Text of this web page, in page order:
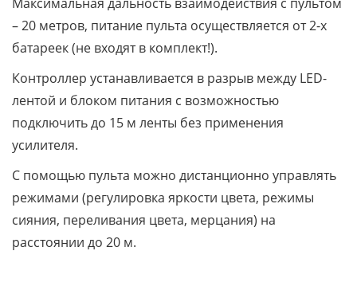
– 20 метров, питание пульта осуществляется от 2-х
батареек (не входят в комплект!).
Контроллер устанавливается в разрыв между LED-
лентой и блоком питания с возможностью
подключить до 15 м ленты без применения
усилителя.
С помощью пульта можно дистанционно управлять
режимами (регулировка яркости цвета, режимы
сияния, переливания цвета, мерцания) на
расстоянии до 20 м.